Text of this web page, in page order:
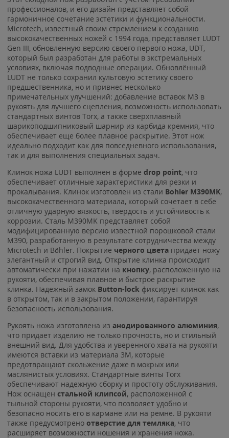
профессионалов, и его дизайн представляет собой
гармоничное сочетание эстетики и функциональности.
Microtech, известный своим стремлением к созданию
высококачественных ножей с 1994 года, представляет LUDT
Gen III, обновленную версию своего первого ножа, UDT,
который был разработан для работы в экстремальных
условиях, включая подводные операции. Обновлённый
LUDT не только сохранил культовую эстетику своего
предшественника, но и привнес несколько
примечательных улучшений: добавление вставок М3 в
рукоять для лучшего сцепления, возможность использовать
стандартных винтов Torx, а также сверхплавный
шарикоподшипниковый шарнир из карбида кремния, что
обеспечивает еще более плавное раскрытие. Этот нож
идеально подходит как для повседневного использования,
так и для выполнения специальных задач.
Клинок ножа LUDT выполнен в форме drop point, что
обеспечивает отличные характеристики для резки и
прокалывания. Клинок изготовлен из стали Bohler M390MK,
высококачественного материала, который сочетает в себе
отличную ударную вязкость, твёрдость и устойчивость к
коррозии. Сталь M390MK представляет собой
модифицированную версию известной порошковой стали
M390, разработанную в результате сотрудничества между
Microtech и Böhler. Покрытие черного цвета придает ножу
элегантный и строгий вид. Открытие клинка происходит
автоматически при нажатии на кнопку, расположенную на
рукояти, обеспечивая плавное и быстрое раскрытие
клинка. Надежный замок Button-lock фиксирует клинок как
в открытом, так и в закрытом положении, гарантируя
безопасность использования.
Рукоять ножа изготовлена из анодированного алюминия,
что придает изделию не только прочность, но и стильный
внешний вид. Для удобства и уверенного хвата на рукояти
имеются вставки из материала 3M, которые
предотвращают скольжение даже в мокрых или
маслянистых условиях. Стандартные винты Torx
обеспечивают надежную сборку и простоту обслуживания.
Нож оснащен стальной клипсой, расположенной с
тыльной стороны рукояти, что позволяет удобно и
безопасно носить его в кармане или на ремне. В рукояти
также предусмотрено отверстие для темляка, что
расширяет возможности ношения и хранения ножа.